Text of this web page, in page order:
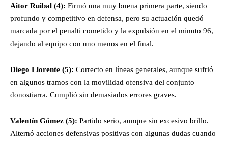
Aitor Ruibal (4): Firmó una muy buena primera parte, siendo
profundo y competitivo en defensa, pero su actuación quedó
marcada por el penalti cometido y la expulsión en el minuto 96,
dejando al equipo con uno menos en el final.
Diego Llorente (5): Correcto en líneas generales, aunque sufrió
en algunos tramos con la movilidad ofensiva del conjunto
donostiarra. Cumplió sin demasiados errores graves.
Valentín Gómez (5): Partido serio, aunque sin excesivo brillo.
Alternó acciones defensivas positivas con algunas dudas cuando